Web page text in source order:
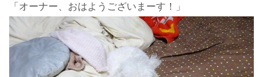
「オーナー、おはようございまーす！」